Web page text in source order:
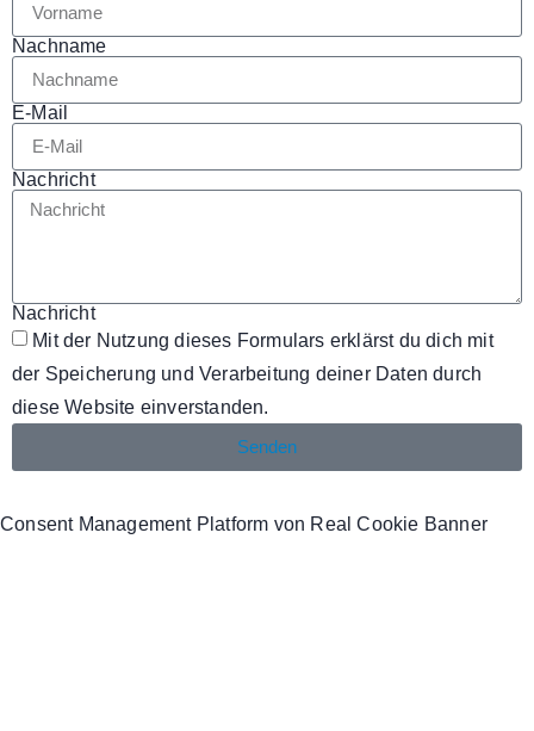
Nachname
E-Mail
Nachricht
Nachricht
Mit der Nutzung dieses Formulars erklärst du dich mit
der Speicherung und Verarbeitung deiner Daten durch
diese Website einverstanden.
Senden
Consent Management Platform von Real Cookie Banner